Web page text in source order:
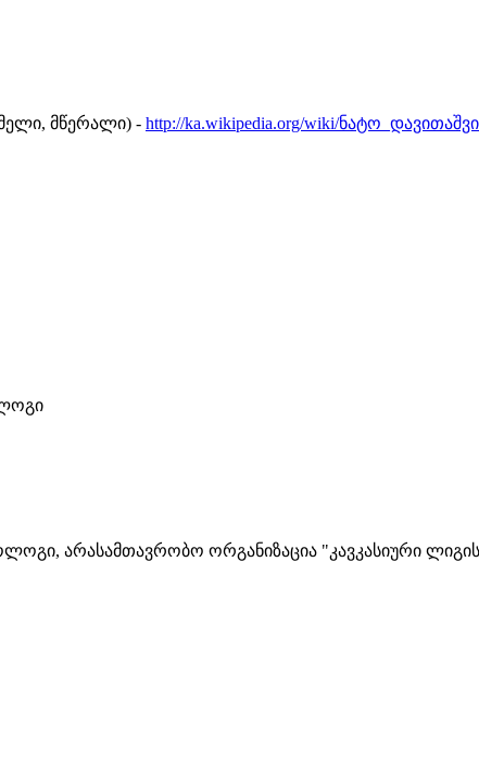
მწერალი) - http://ka.wikipedia.org/wiki/
არასამთავრობო ორგანიზაცია "კავკასიური